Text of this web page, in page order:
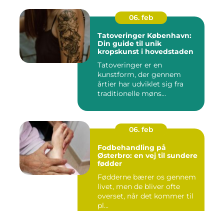
06. feb
Tatoveringer København:
Din guide til unik
kropskunst i hovedstaden
Tatoveringer er en
kunstform, der gennem
årtier har udviklet sig fra
traditionelle møns...
06. feb
Fodbehandling på
Østerbro: en vej til sundere
fødder
Fødderne bærer os gennem
livet, men de bliver ofte
overset, når det kommer til
pl...